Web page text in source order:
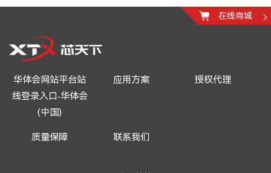
在线商城
华体会网站平台站
线登录入口-华体会
(中国)
应用方案 授权代理
质量保障 联系我们